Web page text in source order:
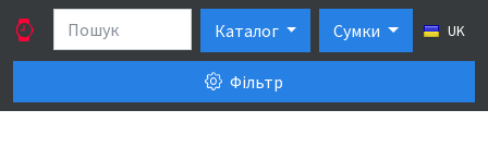
Каталог Сумки UK
Фільтр